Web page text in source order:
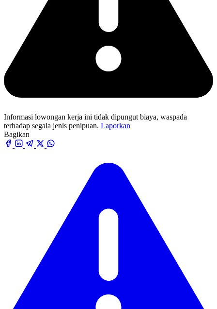
Informasi lowongan kerja ini tidak dipungut biaya, waspada
terhadap segala jenis penipuan. Laporkan
Bagikan